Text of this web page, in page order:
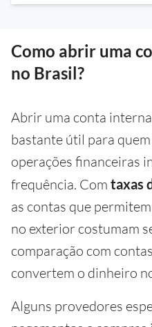
Como abrir uma
no Brasil?
Abrir uma conta
bastante útil para
operações financeiras
frequência. Com taxas
as contas que
no exterior costumam
comparação com
convertem o dinheiro
Alguns provedores